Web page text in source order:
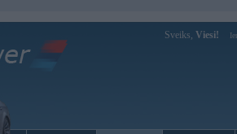
Sveiks, Viesi!